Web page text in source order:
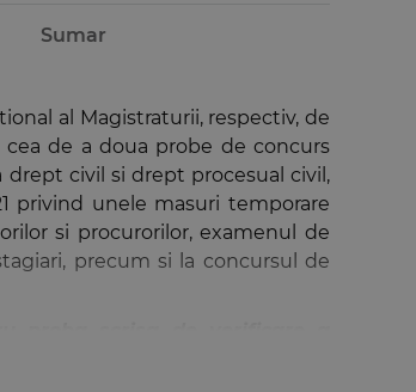
Sumar
al Magistraturii, respectiv, de
de a doua probe de concurs
drept civil si drept procesual civil ,
privind unele masuri temporare
si procurorilor, examenul de
precum si la concursul de
proba scrisa de verificare a
succes a nou introdusei probe